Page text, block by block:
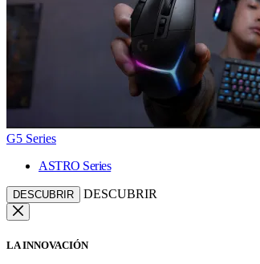
G5 Series
ASTRO Series
DESCUBRIR DESCUBRIR
LA INNOVACIÓN